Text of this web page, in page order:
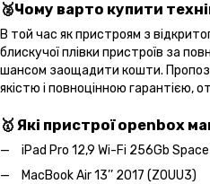
🥈Чому варто купити
В той час як пристроям з
блискучої плівки пристроїв за
шансом заощадити кошти.
якістю і повноцінною гарантією,
🥇 Які пристрої openbox
iPad Pro 12,9 Wi-Fi 256Gb
MacBook Air 13’’ 2017 (Z0UU3)